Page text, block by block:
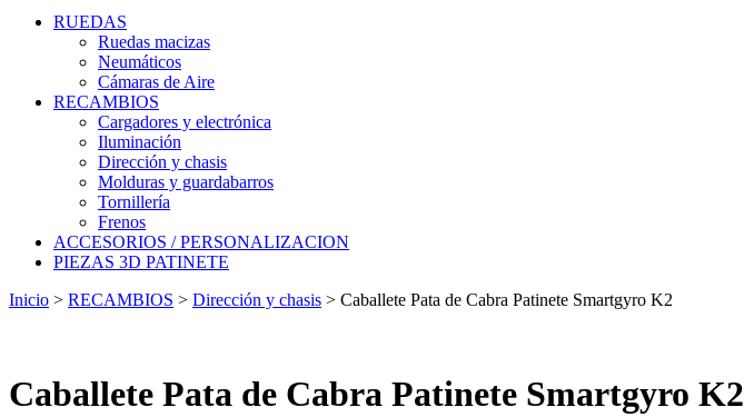
RUEDAS
Ruedas macizas
Neumáticos
Cámaras de Aire
RECAMBIOS
Cargadores y electrónica
Iluminación
Dirección y chasis
Molduras y guardabarros
Tornillería
Frenos
ACCESORIOS / PERSONALIZACION
PIEZAS 3D PATINETE
Inicio > RECAMBIOS > Dirección y chasis > Caballete Pata de Cabra Patinete Smartgyro K2
Caballete Pata de Cabra Patinete Smartgyro K2